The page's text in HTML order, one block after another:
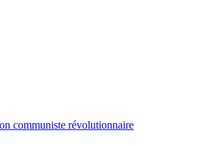
communiste révolutionnaire